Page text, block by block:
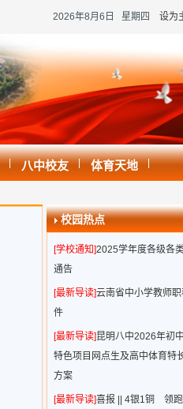
设为
2026年8月6日 星期四
| 八中校友 | 体育天地 |
校园热点
[学校通知]2025学年度各级各
通告
[最新导读]云南省中小学教师
件
[最新导读]昆明八中2026年初
特色项目网点生及高中体育特
方案
[最新导读]喜报 || 4银1铜 领